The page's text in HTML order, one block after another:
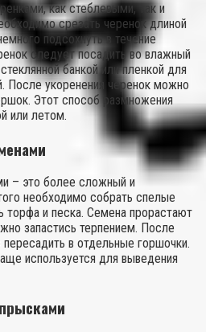
как стеблевыми, так и
срезать черенок длиной
подсохнуть в течение
следует посадить во влажный
банкой или пленкой для
После укоренения черенок можно
Этот способ размножения
или летом.
– это более сложный и
необходимо собрать спелые
торфа и песка. Семена прорастают
запастись терпением. После
в отдельные горшочки.
используется для выведения